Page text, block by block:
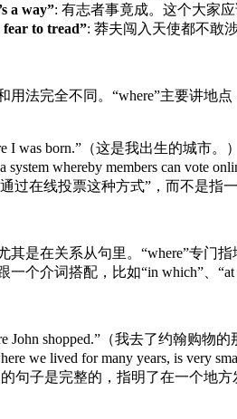
a way”: 有志者事竟成。这个大家
fear to tread”: 莽夫闯入天使都不敢
用法完全不同。“where”主要讲地
I was born.”（这是我出生的城市。）
a system whereby members can
过在线投票这种方式”，而不是指
是在关系从句里。“where”专门
个介词搭配，比如“in which”、“at
John shopped.”（我去了约翰购
we lived for many years, is very
句子是完整的，指明了在一个地方